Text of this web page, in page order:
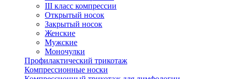
III класс компрессии
Открытый носок
Закрытый носок
Женские
Мужские
Моночулки
Профилактический трикотаж
Компрессионные носки